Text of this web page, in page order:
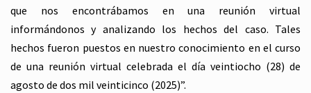
que nos encontrábamos en una reunión virtual
informándonos y analizando los hechos del caso. Tales
hechos fueron puestos en nuestro conocimiento en el curso
de una reunión virtual celebrada el día veintiocho (28) de
agosto de dos mil veinticinco (2025)”.